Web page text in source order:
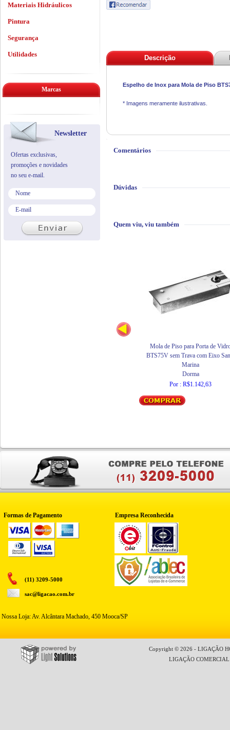
Descrição
Espelho de Inox para Mola de Piso
* Imagens meramente ilustrativas.
Comentários
Dúvidas
Quem viu, viu também
Mola de Piso para Porta de
BTS75V sem Trava com Eixo
Marina
Dorma
Por : R$1.142,63
Materiais Hidráulicos
Pintura
Segurança
Utilidades
Marcas
Newsletter
Ofertas exclusivas,
promoções e novidades
no seu e-mail.
Formas de Pagamento Empresa Reconhecida
(11) 3209-5000
sac@ligacao.com.br
Nossa Loja: Av. Alcântara Machado, 450 Mooca/SP
Copyright © 2026 - LIGAÇÃO
LIGAÇÃO